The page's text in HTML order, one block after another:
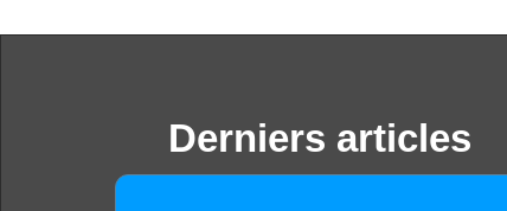
Derniers articles